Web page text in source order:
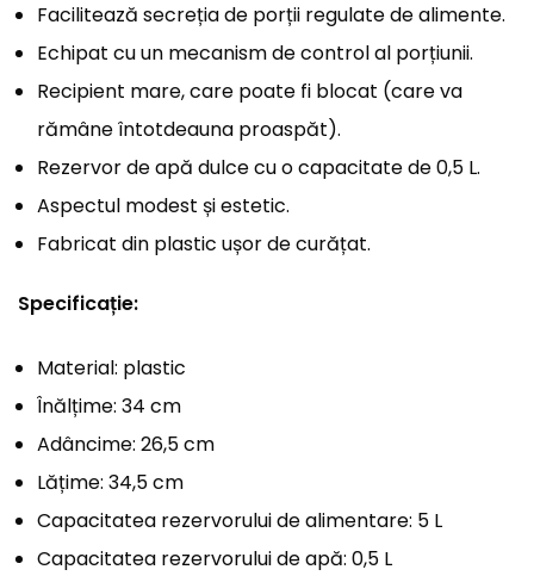
Facilitează secreția de porții regulate de alimente.
Echipat cu un mecanism de control al porțiunii.
Recipient mare, care poate fi blocat (care va
rămâne întotdeauna proaspăt).
Rezervor de apă dulce cu o capacitate de 0,5 L.
Aspectul modest și estetic.
Fabricat din plastic ușor de curățat.
Specificație:
Material: plastic
Înălțime: 34 cm
Adâncime: 26,5 cm
Lățime: 34,5 cm
Capacitatea rezervorului de alimentare: 5 L
Capacitatea rezervorului de apă: 0,5 L